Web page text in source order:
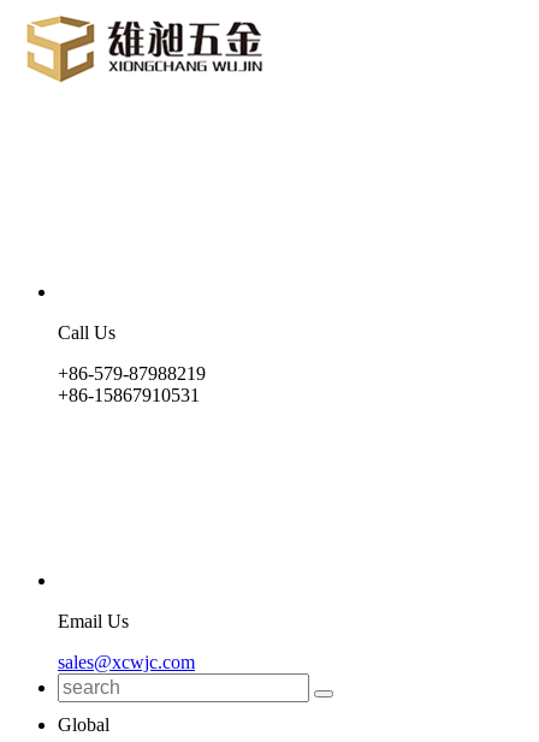
Call Us
+86-579-87988219
+86-15867910531
Email Us
sales@xcwjc.com
Global